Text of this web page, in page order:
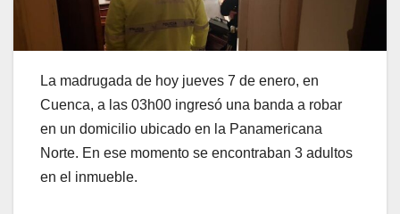
La madrugada de hoy jueves 7 de enero, en
Cuenca, a las 03h00 ingresó una banda a robar
en un domicilio ubicado en la Panamericana
Norte. En ese momento se encontraban 3 adultos
en el inmueble.